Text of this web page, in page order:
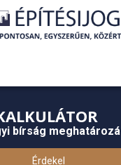
bírság
Érdekel